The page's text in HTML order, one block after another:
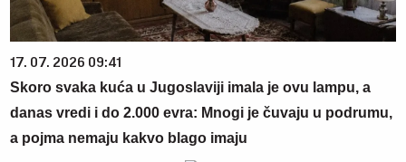
17. 07. 2026 09:41
Skoro svaka kuća u Jugoslaviji imala je ovu lampu, a
danas vredi i do 2.000 evra: Mnogi je čuvaju u podrumu,
a pojma nemaju kakvo blago imaju